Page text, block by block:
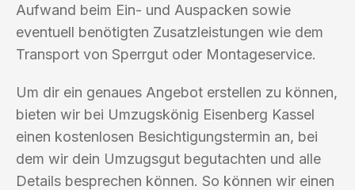
Aufwand beim Ein- und Auspacken sowie
eventuell benötigten Zusatzleistungen wie dem
Transport von Sperrgut oder Montageservice.
Um dir ein genaues Angebot erstellen zu können,
bieten wir bei Umzugskönig Eisenberg Kassel
einen kostenlosen Besichtigungstermin an, bei
dem wir dein Umzugsgut begutachten und alle
Details besprechen können. So können wir einen